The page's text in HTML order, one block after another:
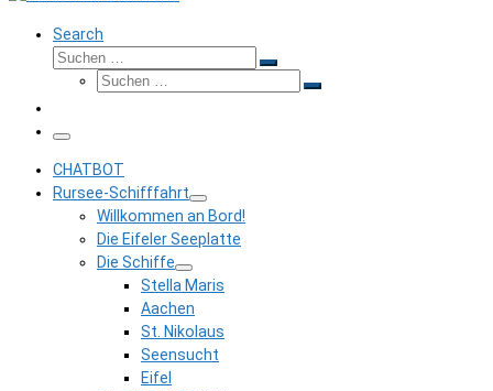
Search
Suche
Suchen …
Suche
Suchen …
Menü
CHATBOT
Rursee-Schifffahrt
Willkommen an Bord!
Die Eifeler Seeplatte
Die Schiffe
Stella Maris
Aachen
St. Nikolaus
Seensucht
Eifel